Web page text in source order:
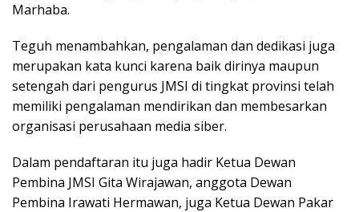
Marhaba.
Teguh menambahkan, pengalaman dan dedikasi juga
merupakan kata kunci karena baik dirinya maupun
setengah dari pengurus JMSI di tingkat provinsi telah
memiliki pengalaman mendirikan dan membesarkan
organisasi perusahaan media siber.
Dalam pendaftaran itu juga hadir Ketua Dewan
Pembina JMSI Gita Wirajawan, anggota Dewan
Pembina Irawati Hermawan, juga Ketua Dewan Pakar